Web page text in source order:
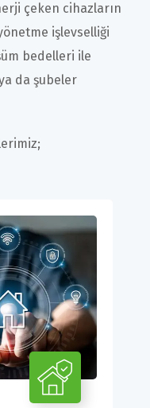
çeken cihazların
işlevselliği
bedelleri ile
da şubeler